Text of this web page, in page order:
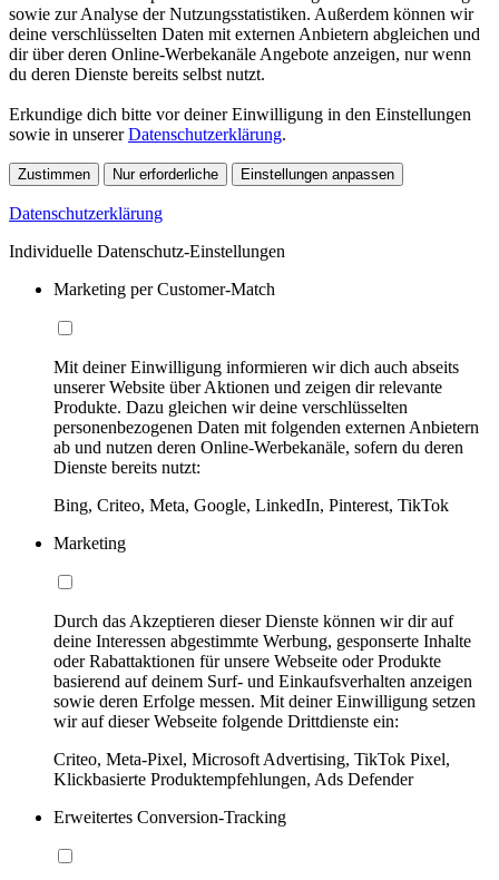
sowie zur Analyse der Nutzungsstatistiken. Außerdem können wir
deine verschlüsselten Daten mit externen Anbietern abgleichen und
dir über deren Online-Werbekanäle Angebote anzeigen, nur wenn
du deren Dienste bereits selbst nutzt.
Erkundige dich bitte vor deiner Einwilligung in den Einstellungen
sowie in unsererDatenschutzerklärung.
Zustimmen Nur erforderliche Einstellungen anpassen
Datenschutzerklärung
Individuelle Datenschutz-Einstellungen
Marketing per Customer-Match
Mit deiner Einwilligung informieren wir dich auch abseits
unserer Website über Aktionen und zeigen dir relevante
Produkte. Dazu gleichen wir deine verschlüsselten
personenbezogenen Daten mit folgenden externen Anbietern
ab und nutzen deren Online-Werbekanäle, sofern du deren
Dienste bereits nutzt:
Bing, Criteo, Meta, Google, LinkedIn, Pinterest, TikTok
Marketing
Durch das Akzeptieren dieser Dienste können wir dir auf
deine Interessen abgestimmte Werbung, gesponserte Inhalte
oder Rabattaktionen für unsere Webseite oder Produkte
basierend auf deinem Surf- und Einkaufsverhalten anzeigen
sowie deren Erfolge messen. Mit deiner Einwilligung setzen
wir auf dieser Webseite folgende Drittdienste ein:
Criteo, Meta-Pixel, Microsoft Advertising, TikTok Pixel,
Klickbasierte Produktempfehlungen, Ads Defender
Erweitertes Conversion-Tracking